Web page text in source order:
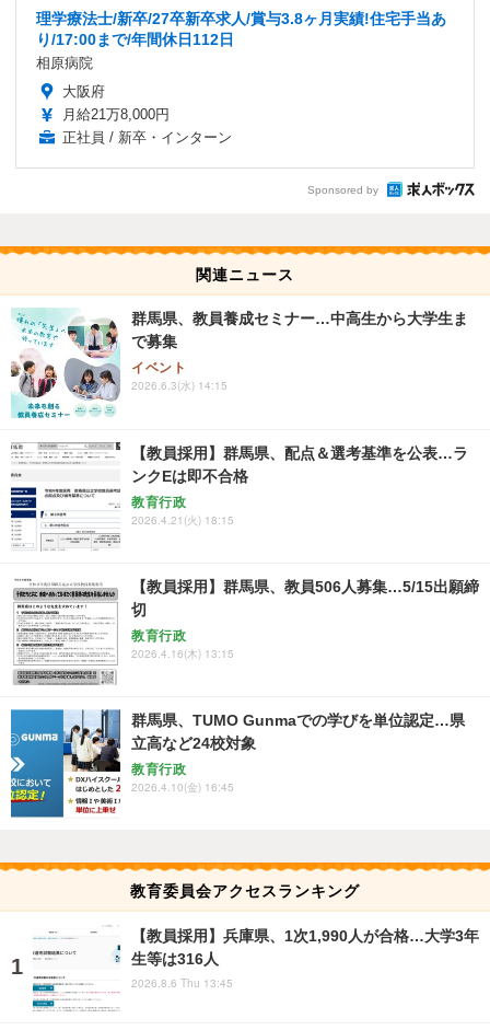
理学療法士/新卒/27卒新卒求人/賞与3.8ヶ月実績!住宅手当あ
り/17:00まで/年間休日112日
相原病院
大阪府
月給21万8,000円
正社員 / 新卒・インターン
Sponsored by
関連ニュース
群馬県、教員養成セミナー…中高生から大学生ま
で募集
イベント
2026.6.3(水) 14:15
【教員採用】群馬県、配点＆選考基準を公表…ラ
ンクEは即不合格
教育行政
2026.4.21(火) 18:15
【教員採用】群馬県、教員506人募集…5/15出願締
切
教育行政
2026.4.16(木) 13:15
群馬県、TUMO Gunmaでの学びを単位認定…県
立高など24校対象
教育行政
2026.4.10(金) 16:45
教育委員会アクセスランキング
【教員採用】兵庫県、1次1,990人が合格…大学3年
生等は316人
2026.8.6 Thu 13:45